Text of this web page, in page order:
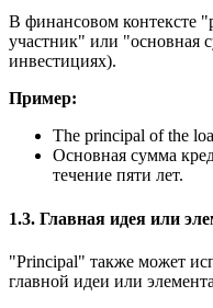
В финансовом контексте
участник" или "основная
инвестициях).
Пример:
The principal of the
Основная сумма
течение пяти лет.
1.3. Главная идея или
"Principal" также может
главной идеи или